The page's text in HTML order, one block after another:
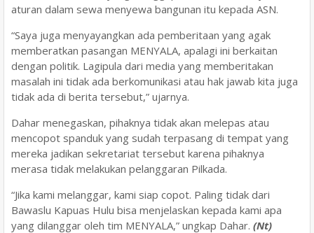
aturan dalam sewa menyewa bangunan itu kepada ASN.
“Saya juga menyayangkan ada pemberitaan yang agak
memberatkan pasangan MENYALA, apalagi ini berkaitan
dengan politik. Lagipula dari media yang memberitakan
masalah ini tidak ada berkomunikasi atau hak jawab kita juga
tidak ada di berita tersebut,” ujarnya.
Dahar menegaskan, pihaknya tidak akan melepas atau
mencopot spanduk yang sudah terpasang di tempat yang
mereka jadikan sekretariat tersebut karena pihaknya
merasa tidak melakukan pelanggaran Pilkada.
“Jika kami melanggar, kami siap copot. Paling tidak dari
Bawaslu Kapuas Hulu bisa menjelaskan kepada kami apa
yang dilanggar oleh tim MENYALA,” ungkap Dahar. (Nt)